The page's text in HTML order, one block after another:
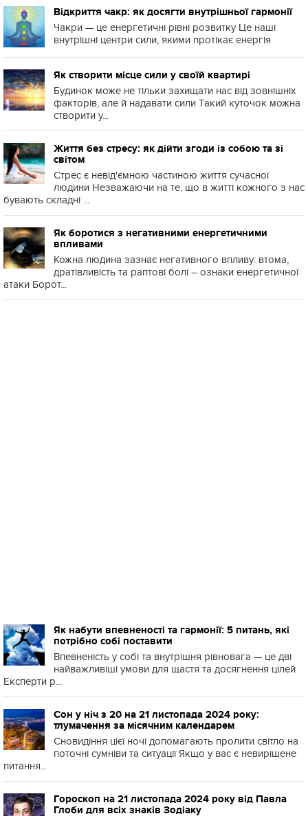
Відкриття чакр: як досягти внутрішньої гармонії
Чакри — це енергетичні рівні розвитку Це наші
внутрішні центри сили, якими протікає енергія
Як створити місце сили у своїй квартирі
Будинок може не тільки захищати нас від зовнішніх
факторів, але й надавати сили Такий куточок можна
створити у...
Життя без стресу: як дійти згоди із собою та зі
світом
Стрес є невід'ємною частиною життя сучасної
людини Незважаючи на те, що в житті кожного з нас
бувають складні ...
Як боротися з негативними енергетичними
впливами
Кожна людина зазнає негативного впливу: втома,
дратівливість та раптові болі – ознаки енергетичної
атаки Борот...
Як набути впевненості та гармонії: 5 питань, які
потрібно собі поставити
Впевненість у собі та внутрішня рівновага — це дві
найважливіші умови для щастя та досягнення цілей
Експерти р...
Сон у ніч з 20 на 21 листопада 2024 року:
тлумачення за місячним календарем
Сновидіння цієї ночі допомагають пролити світло на
поточні сумніви та ситуації Якщо у вас є невирішене
питання...
Гороскоп на 21 листопада 2024 року від Павла
Глоби для всіх знаків Зодіаку